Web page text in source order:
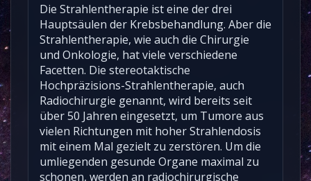
Die Strahlentherapie ist eine der drei
Hauptsäulen der Krebsbehandlung. Aber die
Strahlentherapie, wie auch die Chirurgie
und Onkologie, hat viele verschiedene
Facetten. Die stereotaktische
Hochpräzisions-Strahlentherapie, auch
Radiochirurgie genannt, wird bereits seit
über 50 Jahren eingesetzt, um Tumore aus
vielen Richtungen mit hoher Strahlendosis
mit einem Mal gezielt zu zerstören. Um die
umliegenden gesunde Organe maximal zu
schonen, werden an radiochirurgische